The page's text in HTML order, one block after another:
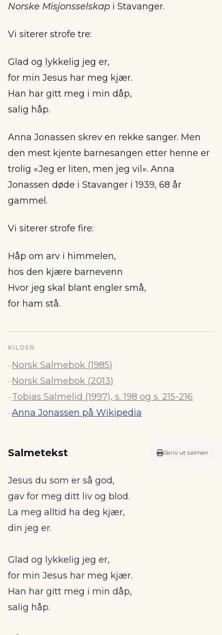
Norske Misjonsselskap i Stavanger.
Vi siterer strofe tre:
Glad og lykkelig jeg er,
for min Jesus har meg kjær.
Han har gitt meg i min dåp,
salig håp.
Anna Jonassen skrev en rekke sanger. Men
den mest kjente barnesangen etter henne er
trolig «Jeg er liten, men jeg vil». Anna
Jonassen døde i Stavanger i 1939, 68 år
gammel.
Vi siterer strofe fire:
Håp om arv i himmelen,
hos den kjære barnevenn
Hvor jeg skal blant engler små,
for ham stå.
KILDER
–Norsk Salmebok (1985)
–Norsk Salmebok (2013)
–Tobias Salmelid (1997), s. 198 og s. 215-216
–Anna Jonassen på Wikipedia
Salmetekst Skriv ut salmen
Jesus du som er så god,
gav for meg ditt liv og blod.
La meg alltid ha deg kjær,
din jeg er.
Glad og lykkelig jeg er,
for min Jesus har meg kjær.
Han har gitt meg i min dåp,
salig håp.